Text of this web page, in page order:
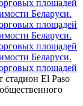
площадей
Беларуси.
площадей
Беларуси.
площадей
Беларуси.
площадей
стадион El Paso